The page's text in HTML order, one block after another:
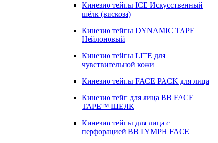
Кинезио тейпы ICE Искусственный
шёлк (вискоза)
Кинезио тейпы DYNAMIC TAPE
Нейлоновый
Кинезио тейпы LITE для
чувствительной кожи
Кинезио тейпы FACE PACK для лица
Кинезио тейп для лица BB FACE
TAPE™ ШЕЛК
Кинезио тейпы для лица с
перфорацией BB LYMPH FACE